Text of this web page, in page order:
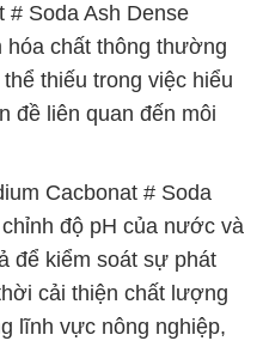
# Soda Ash Dense
hóa chất thông thường
thiếu trong việc hiểu
đề liên quan đến môi
Cacbonat # Soda
độ pH của nước và
để kiểm soát sự phát
cải thiện chất lượng
lĩnh vực nông nghiệp,